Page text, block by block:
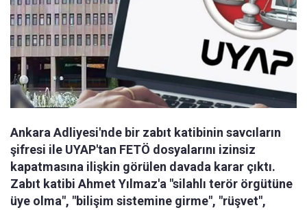
Ankara Adliyesi'nde bir zabıt katibinin savcıların
şifresi ile UYAP'tan FETÖ dosyalarını izinsiz
kapatmasına ilişkin görülen davada karar çıktı.
Zabıt katibi Ahmet Yılmaz'a "silahlı terör örgütüne
üye olma", "bilişim sistemine girme", "rüşvet",